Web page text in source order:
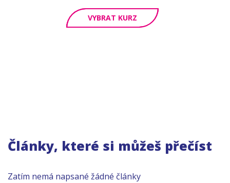
VYBRAT KURZ
Články, které si můžeš přečíst
Zatím nemá napsané žádné články